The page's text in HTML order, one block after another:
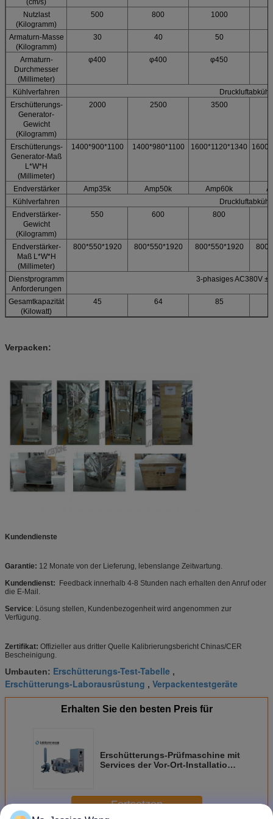
Nutzlast
(Kilogramm)
500 800 1000
Armaturn-Masse
(Kilogramm)
30 40 50
Armaturn-
Durchmesser
(Millimeter)
φ400 φ400 φ450
Kühlverfahren
Erschütterungs-
Generator-
Gewicht
(Kilogramm)
2000 2500 3500
Erschütterungs-
Generator-Maß
L*W*H
(Millimeter)
1400*900*1100 1400*980*1100 1600*1120*1340
Endverstärker Amp35k Amp50k Amp60k
Kühlverfahren
Endverstärker-
Gewicht
(Kilogramm)
550 600 800
Endverstärker-
Maß L*W*H
(Millimeter)
800*550*1920 800*550*1920 800*550*1920
Dienstprogramm
Anforderungen
3-phasiges AC380V
Gesamtkapazität
(Kilowatt)
45 64 85
Verpacken:
Kundendienste
Garantie: 12 Monate von der Lieferung, lebenslange Zeitwartung.
Kundendienst: Feedback innerhalb 4-8 Stunden nach erhalten den Anruf oder
die E-Mail.
Service: Lösung stellen, Kundenbezogenheit wird angenommen zur
Verfügung.
Zertifikat: Offizieller aus dritter Quelle Kalibrierungsbericht Chinas/CER
Bescheinigung.
Umbauten: Erschütterungs-Test-Tabelle ,
Erschütterungs-Laborausrüstung , Verpackentestgeräte
Erhalten Sie den besten Preis für
Erschütterungs-Prüfmaschine mit
Services der Vor-Ort-Installation
Fortsetzen